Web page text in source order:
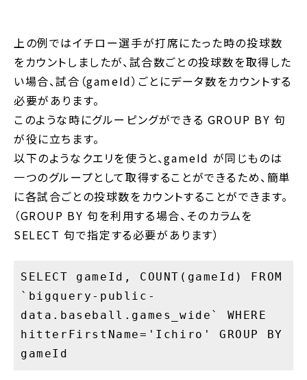
上の例ではイチロー選手が打席にたった時の投球数
をカウントしましたが、試合数ごとの投球数を取得した
い場合、試合（gameId）ごとにデータ数をカウントする
必要があります。
このような時にグルーピングができる GROUP BY 句
が役に立ちます。
以下のようなクエリを使うと、gameId が同じものは
一つのグループとして取得することができるため、簡単
に各試合ごとの投球数をカウントすることができます。
（GROUP BY 句を利用する場合、そのカラムを
SELECT 句で指定する必要があります）
SELECT gameId, COUNT(gameId) FROM
`bigquery-public-
data.baseball.games_wide` WHERE
hitterFirstName='Ichiro' GROUP BY
gameId